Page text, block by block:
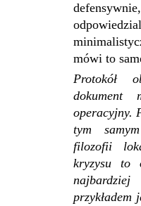
mówi to
Protokół
dokument
operacyjny.
tym
filozofii
kryzysu to
najbardziej
przykładem